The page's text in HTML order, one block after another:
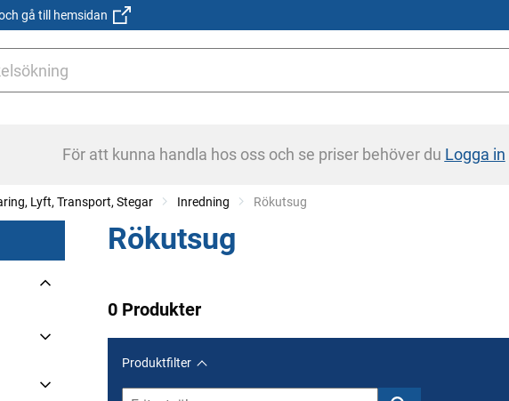
gå till hemsidan
För att kunna handla hos oss och se priser behöver du Logga in
Lyft, Transport, Stegar Inredning Current:
Rökutsug
Rökutsug
0 Produkter
Produktfilter